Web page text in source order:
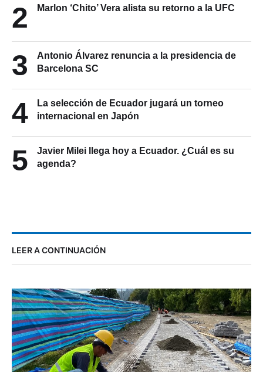
2 Marlon ‘Chito’ Vera alista su retorno a la UFC
3
Antonio Álvarez renuncia a la presidencia de
Barcelona SC
4
La selección de Ecuador jugará un torneo
internacional en Japón
5
Javier Milei llega hoy a Ecuador. ¿Cuál es su
agenda?
LEER A CONTINUACIÓN